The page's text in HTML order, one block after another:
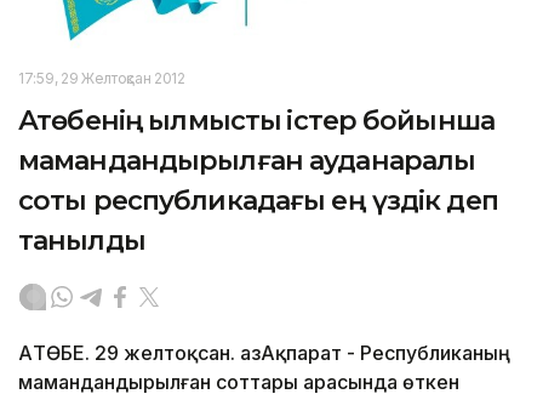
17:59, 29 Желтоқсан 2012
Ақтөбенің қылмыстық істер бойынша
мамандандырылған ауданаралық
соты республикадағы ең үздік деп
танылды
АҚТӨБЕ. 29 желтоқсан. ҚазАқпарат - Республиканың
мамандандырылған соттары арасында өткен